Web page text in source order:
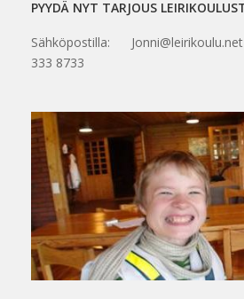
PYYDÄ NYT TARJOUS
Sähköpostilla: Jonni@leirikoulu.net
333 8733